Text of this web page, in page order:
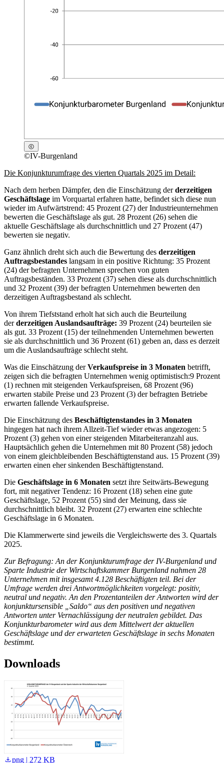
©IV-Burgenland
Die Konjunkturumfrage des vierten Quartals 2025 im Detail:
Nach dem herben Dämpfer, den die Einschätzung derderzeitigen
Geschäftslage im Vorquartal erfahren hatte, befindet sich diese nun
wieder im Aufwärtstrend: 45 Prozent (27) der Industrieunternehmen
bewerten die Geschäftslage als gut. 28 Prozent (26) sehen die
aktuelle Geschäftslage als durchschnittlich und 27 Prozent (47)
bewerten sie negativ.
Ganz ähnlich dreht sich auch die Bewertung des derzeitigen
Auftragsbestandes langsam in ein positive Richtung: 35 Prozent
(24) der befragten Unternehmen sprechen von guten
Auftragsbeständen. 33 Prozent (37) sehen diese als durchschnittlich
und 32 Prozent (39) der befragten Unternehmen bewerten den
derzeitigen Auftragsbestand als schlecht.
Von ihrem Tiefststand erholt hat sich auch die Beurteilung
derderzeitigen Auslandsaufträge: 39 Prozent (24) beurteilen sie
als gut. 33 Prozent (15) der teilnehmenden Unternehmen bewerten
sie als durchschnittlich und 36 Prozent (61) geben an, dass es derzeit
um die Auslandsaufträge schlecht steht.
Was die Einschätzung derVerkaufspreise in 3 Monaten betrifft,
zeigen sich die befragten Unternehmen wenig optimistisch:9 Prozent
(1) rechnen mit steigenden Verkaufspreisen, 68 Prozent (96)
erwarten stabile Preise und 23 Prozent (3) der befragten Betriebe
erwarten fallende Verkaufspreise.
Die Einschätzung des Beschäftigtenstandes in 3 Monaten
hingegen hat nach ihrem Allzeit-Tief wieder etwas angezogen: 5
Prozent (3) gehen von einer steigenden Mitarbeiteranzahl aus.
Hauptsächlich gehen die Unternehmen mit 80 Prozent (58) jedoch
von einem gleichbleibenden Beschäftigtenstand aus. 15 Prozent (39)
erwarten einen eher sinkenden Beschäftigtenstand.
Die Geschäftslage in 6 Monaten setzt ihre Seitwärts-Bewegung
fort, mit negativer Tendenz: 16 Prozent (18) sehen eine gute
Geschäftslage, 52 Prozent (55) sind der Meinung, dass sie
durchschnittlich bleibt. 32 Prozent (27) erwarten eine schlechte
Geschäftslage in 6 Monaten.
Die Klammerwerte sind jeweils die Vergleichswerte des 3. Quartals
2025.
Zur Befragung: An der Konjunkturumfrage der IV-Burgenland und
Sparte Industrie der Wirtschaftskammer Burgenland nahmen 28
Unternehmen mit insgesamt 4.128 Beschäftigten teil. Bei der
Umfrage werden drei Antwortmöglichkeiten vorgelegt: positiv,
neutral und negativ. An den Prozentanteilen der Antworten wird der
konjunktursensible „Saldo“ aus den positiven und negativen
Antworten unter Vernachlässigung der neutralen gebildet. Das
Konjunkturbarometer wird aus dem Mittelwert der aktuellen
Geschäftslage und der erwarteten Geschäftslage in sechs Monaten
bestimmt.
Downloads
png | 272 KB